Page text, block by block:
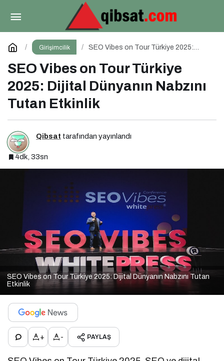
Girişimcilik
SEO Vibes on Tour Türkiye 2025:
SEO Vibes on Tour Türkiye
2025: Dijital Dünyanın Nabzını
Tutan Etkinlik
Qibsat tarafından yayınlandı
4dk, 33sn
SEO Vibes on Tour Türkiye 2025: Dijital Dünyanın Nabzını Tutan
Etkinlik
+ - PAYLAŞ
Marka 5.0 Zirvesi (2025)
Yorum Yap